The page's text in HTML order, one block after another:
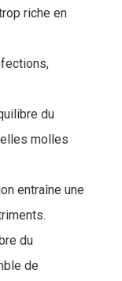
riche en
du
molles
entraîne une
du
de